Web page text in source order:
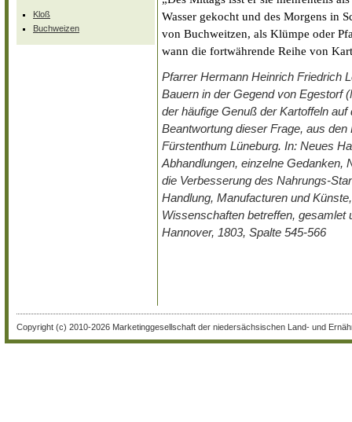
Kloß
Buchweizen
Wasser gekocht und des Morgens in
von Buchweitzen, als Klümpe oder
wann die fortwährende Reihe von
Pfarrer Hermann Heinrich Friedrich
Bauern in der Gegend von Egestorf
der häufige Genuß der Kartoffeln
Beantwortung dieser Frage, aus
Fürstenthum Lüneburg. In: Neues
Abhandlungen, einzelne Gedanken,
die Verbesserung des Nahrungs-
Handlung, Manufacturen und
Wissenschaften betreffen, gesamlet
Hannover, 1803, Spalte 545-566
Copyright (c) 2010-2026 Marketinggesellschaft der niedersächsischen Land- und